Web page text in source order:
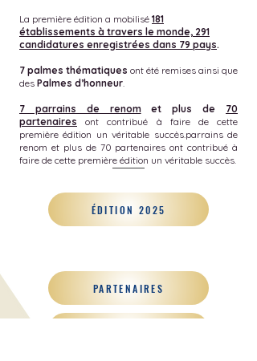
La première édition a mobilisé 181
établissements à travers le monde, 291
candidatures enregistrées dans 79 pays.
7 palmes thématiques ont été remises ainsi que
des Palmes d’honneur.
7 parrains de renomet plus de 70
partenaires ont contribué à faire de cette
première édition un véritable succès.parrains de
renom et plus de 70 partenaires ont contribué à
faire de cette première édition un véritable succès.
ÉDITION 2025
PARTENAIRES